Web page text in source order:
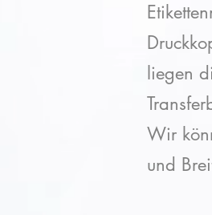
liegen
Wir
und